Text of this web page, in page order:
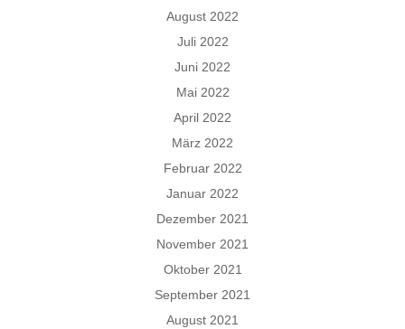
August 2022
Juli 2022
Juni 2022
Mai 2022
April 2022
März 2022
Februar 2022
Januar 2022
Dezember 2021
November 2021
Oktober 2021
September 2021
August 2021